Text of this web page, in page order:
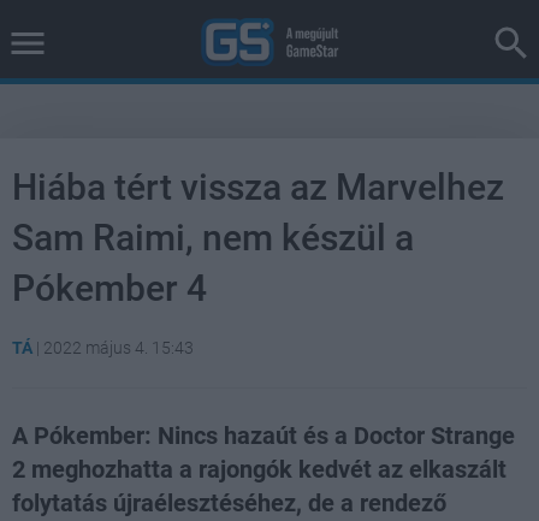
Hiába tért vissza az Marvelhez
Sam Raimi, nem készül a
Pókember 4
TÁ | 2022 május 4. 15:43
A Pókember: Nincs hazaút és a Doctor Strange
2 meghozhatta a rajongók kedvét az elkaszált
folytatás újraélesztéséhez, de a rendező